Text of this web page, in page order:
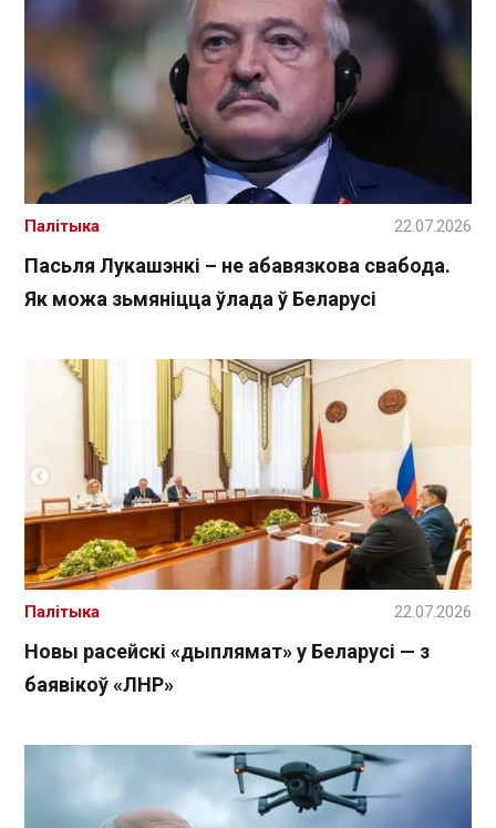
Пасьля Лукашэнкі – не абавязкова свабода.
Як можа зьмяніцца ўлада ў Беларусі
Палітыка 22.07.2026
Новы расейскі «дыплямат» у Беларусі — з
баявікоў «ЛНР»
Палітыка 22.07.2026